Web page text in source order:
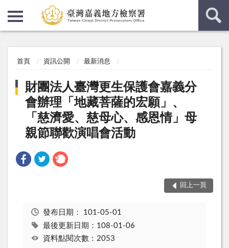
首頁 資訊公開 最新消息
財團法人臺灣更生保護會嘉義分
會辦理「地藏菩薩的宏願」、
「慈濟愛、慈母心、感恩情」母
親節聯歡演唱會活動
回上一頁
發布日期： 101-05-01
最後更新日期：108-01-06
資料點閱次數：2053